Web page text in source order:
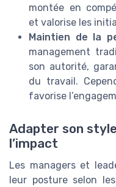
montée en
et valorise les
Maintien de la
management
son autorité,
du travail.
favorise
Adapter son
l’impact
Les managers et
leur posture selon